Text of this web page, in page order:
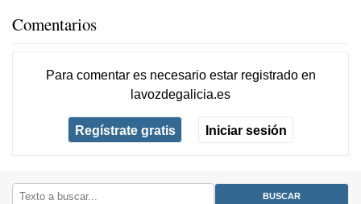
Comentarios
Para comentar es necesario estar registradoen
lavozdegalicia.es
Regístrate gratis Iniciar sesión